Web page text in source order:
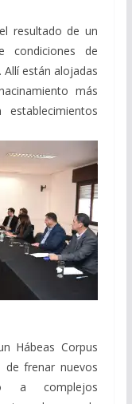
resultado de un
condiciones de
Allí están alojadas
más
Hábeas Corpus
frenar nuevos
a complejos